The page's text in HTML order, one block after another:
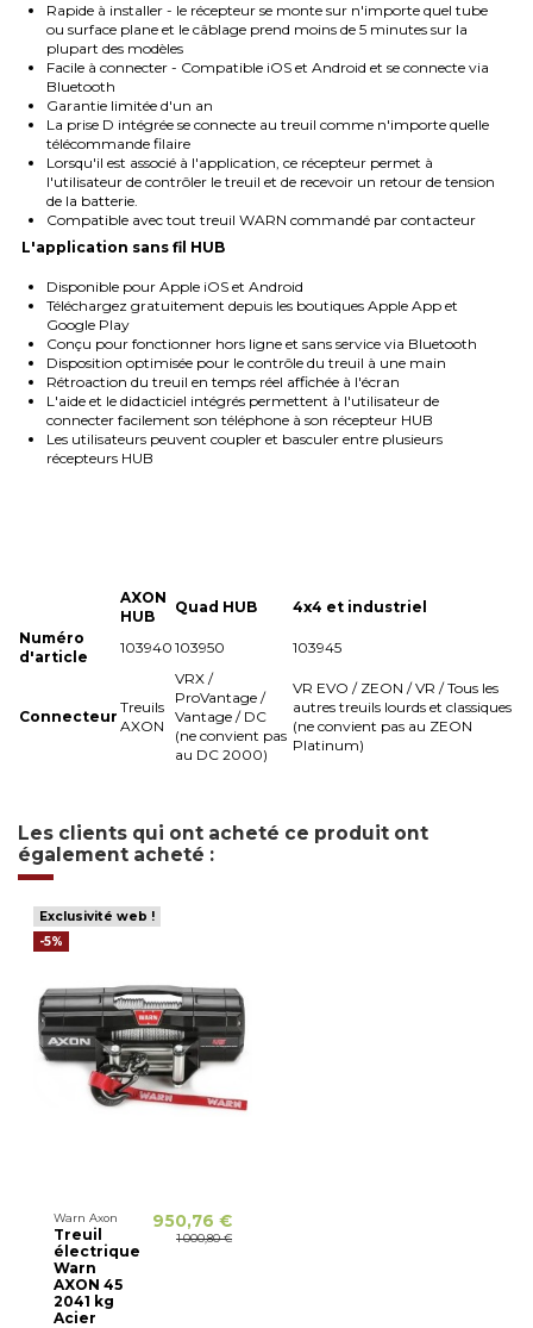
Rapide à installer - le récepteur se monte sur n'importe quel tube
ou surface plane et le câblage prend moins de 5 minutes sur la
plupart des modèles
Facile à connecter - Compatible iOS et Android et se connecte via
Bluetooth
Garantie limitée d'un an
La prise D intégrée se connecte au treuil comme n'importe quelle
télécommande filaire
Lorsqu'il est associé à l'application, ce récepteur permet à
l'utilisateur de contrôler le treuil et de recevoir un retour de tension
de la batterie.
Compatible avec tout treuil WARN commandé par contacteur
L'application sans fil HUB
Disponible pour Apple iOS et Android
Téléchargez gratuitement depuis les boutiques Apple App et
Google Play
Conçu pour fonctionner hors ligne et sans service via Bluetooth
Disposition optimisée pour le contrôle du treuil à une main
Rétroaction du treuil en temps réel affichée à l'écran
L'aide et le didacticiel intégrés permettent à l'utilisateur de
connecter facilement son téléphone à son récepteur HUB
Les utilisateurs peuvent coupler et basculer entre plusieurs
récepteurs HUB
AXON
HUB
Quad HUB
4x4 et industriel
Numéro
d'article
103940 103950 103945
Connecteur
Treuils
AXON
VRX /
ProVantage /
Vantage / DC
(ne convient pas
au DC 2000)
VR EVO / ZEON / VR / Tous les
autres treuils lourds et classiques
(ne convient pas au ZEON
Platinum)
Les clients qui ont acheté ce produit ont
également acheté :
Exclusivité web !
-5%
Warn Axon
Treuil
électrique
Warn
AXON 45
2041 kg
Acier
950,76 €
1 000,80 €